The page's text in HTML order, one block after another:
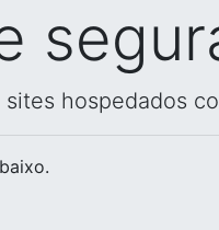
hospedados